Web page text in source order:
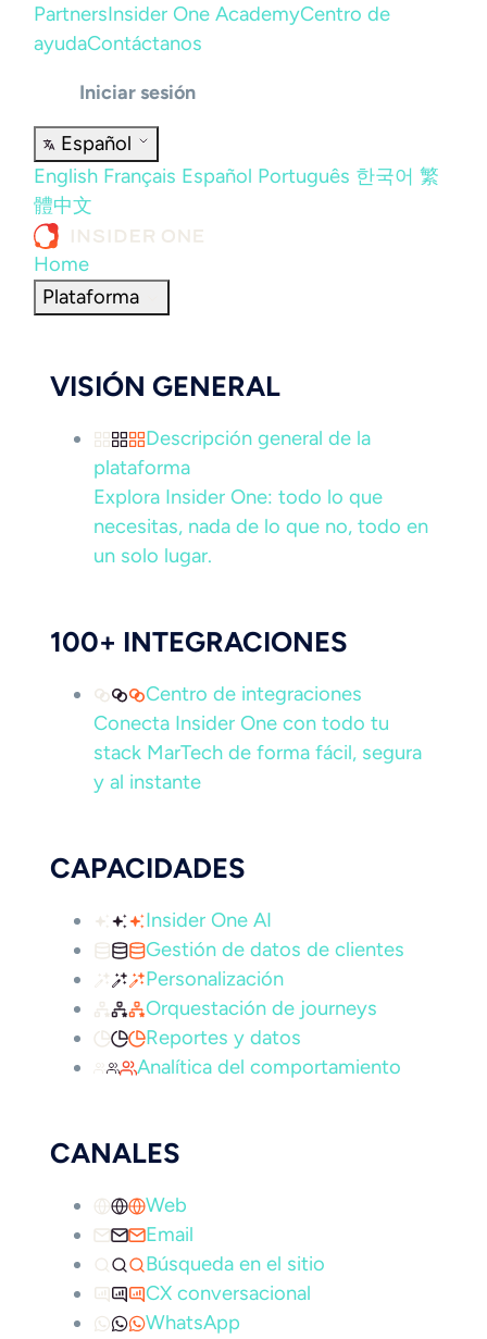
PartnersInsider One AcademyCentro de
ayudaContáctanos
Iniciar sesión
Español
English Français Español Português 한국어 繁
體中文
Home
Plataforma
VISIÓN GENERAL
Descripción general de la
plataforma
Explora Insider One: todo lo que
necesitas, nada de lo que no, todo en
un solo lugar.
100+ INTEGRACIONES
Centro de integraciones
Conecta Insider One con todo tu
stack MarTech de forma fácil, segura
y al instante
CAPACIDADES
Insider One AI
Gestión de datos de clientes
Personalización
Orquestación de journeys
Reportes y datos
Analítica del comportamiento
CANALES
Web
Email
Búsqueda en el sitio
CX conversacional
WhatsApp